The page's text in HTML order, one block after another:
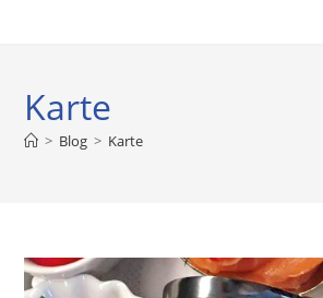
Karte
> Blog > Karte